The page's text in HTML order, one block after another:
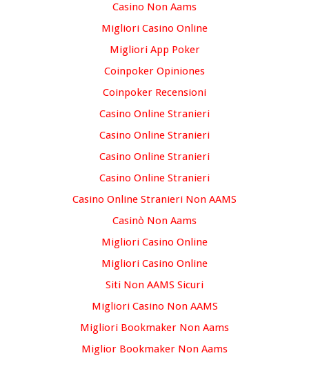
Casino Non Aams
Migliori Casino Online
Migliori App Poker
Coinpoker Opiniones
Coinpoker Recensioni
Casino Online Stranieri
Casino Online Stranieri
Casino Online Stranieri
Casino Online Stranieri
Casino Online Stranieri Non AAMS
Casinò Non Aams
Migliori Casino Online
Migliori Casino Online
Siti Non AAMS Sicuri
Migliori Casino Non AAMS
Migliori Bookmaker Non Aams
Miglior Bookmaker Non Aams